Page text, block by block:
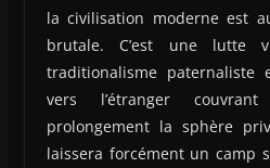
la civilisation moderne est
brutale. C’est une lutte
traditionalisme paternaliste
vers l’étranger
prolongement la sphère
laissera forcément un camp